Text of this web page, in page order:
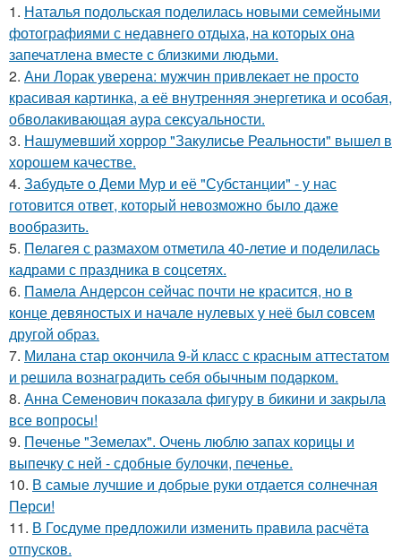
1. Наталья подольская поделилась новыми семейными
фотографиями с недавнего отдыха, на которых она
запечатлена вместе с близкими людьми.
2. Ани Лорак уверена: мужчин привлекает не просто
красивая картинка, а её внутренняя энергетика и особая,
обволакивающая аура сексуальности.
3. Нашумевший хоррор "Закулисье Реальности" вышел в
хорошем качестве.
4. Забудьте о Деми Мур и её "Субстанции" - у нас
готовится ответ, который невозможно было даже
вообразить.
5. Пелагея с размахом отметила 40-летие и поделилась
кадрами с праздника в соцсетях.
6. Памела Андерсон сейчас почти не красится, но в
конце девяностых и начале нулевых у неё был совсем
другой образ.
7. Милана стар окончила 9-й класс с красным аттестатом
и решила вознаградить себя обычным подарком.
8. Анна Семенович показала фигуру в бикини и закрыла
все вопросы!
9. Печенье "Земелах". Очень люблю запах корицы и
выпечку с ней - сдобные булочки, печенье.
10. В самые лучшие и добрые руки отдается солнечная
Перси!
11. В Госдуме пpeдложили изменить пpaвила расчёта
отпусков.